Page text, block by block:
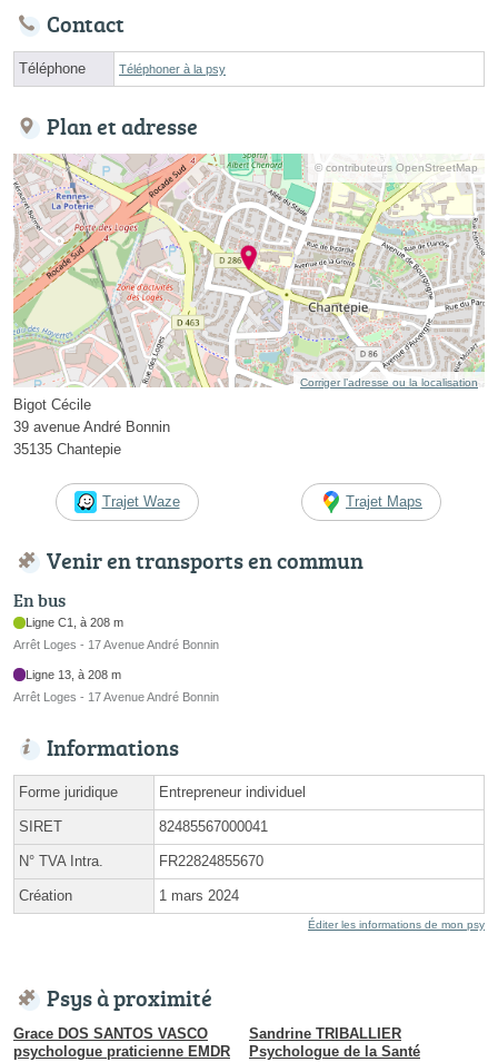
Contact
Téléphone Téléphoner à la psy
Plan et adresse
© contributeurs OpenStreetMap
Corriger l’adresse ou la localisation
Bigot Cécile
39 avenue André Bonnin
35135 Chantepie
Trajet Waze Trajet Maps
Venir en transports en commun
En bus
Ligne C1, à 208 m
Arrêt Loges - 17 Avenue André Bonnin
Ligne 13, à 208 m
Arrêt Loges - 17 Avenue André Bonnin
Informations
Forme juridique Entrepreneur individuel
SIRET 82485567000041
N° TVA Intra. FR22824855670
Création 1 mars 2024
Éditer les informations de mon psy
Psys à proximité
Grace DOS SANTOS VASCO
psychologue praticienne EMDR
Sandrine TRIBALLIER
Psychologue de la Santé